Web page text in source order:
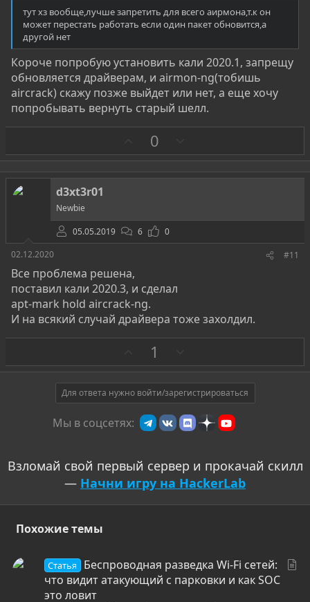
тут хз вообще,лучше запретить для всего аирмона,т.к он
может перестать работать если один пакет обновится,а
другой нет
Короче попробую установить кали 2020.1, запрещу
обновляется драйверам, и airmon-ng(тобишь
aircrack) скажу позже выйдет или нет, а еще хочу
попробывать вернуть старый шелл.
а
0
р
о
в
d3xt3r01
Newbie
05.05.2019
6
0
02.12.2020
#11
Все проблема решена,
поставил кали 2020.3, и сделал
apt-mark hold aircrack-ng.
И на всякий случай драйвера тоже захолдил.
а
1
р
о
т
и
в
Для ответа нужно войти/зарегистрироваться
Мы в соцсетях:
Взломай свой первый сервер и прокачай скилл
— Начни игру на HackerLab
Похожие темы
Статья
Беспроводная разведка Wi-Fi сетей:
что видит атакующий с парковки и как SOC
это ловит